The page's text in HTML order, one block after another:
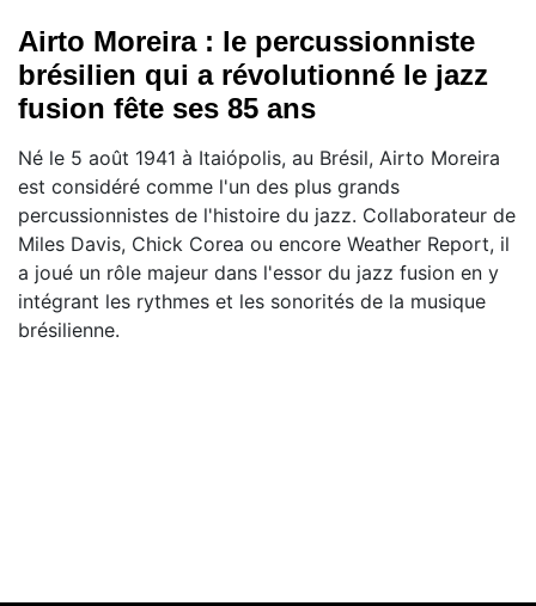
Airto Moreira : le percussionniste
brésilien qui a révolutionné le jazz
fusion fête ses 85 ans
Né le 5 août 1941 à Itaiópolis, au Brésil, Airto Moreira
est considéré comme l'un des plus grands
percussionnistes de l'histoire du jazz. Collaborateur de
Miles Davis, Chick Corea ou encore Weather Report, il
a joué un rôle majeur dans l'essor du jazz fusion en y
intégrant les rythmes et les sonorités de la musique
brésilienne.